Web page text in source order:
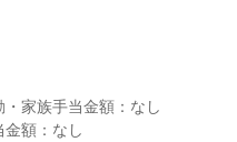
家族手当金額：なし
額：なし